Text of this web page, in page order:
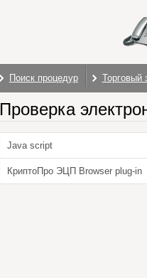
Поиск процедур Торговый
Проверка
Java script
КриптоПро ЭЦП Browser plug-in